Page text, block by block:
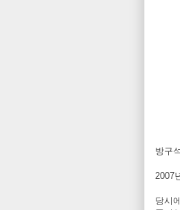
방구
2007
당시